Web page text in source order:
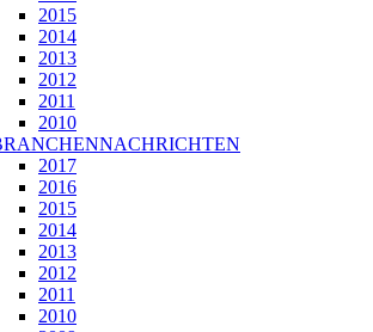
2015
2014
2013
2012
2011
2010
2017
2016
2015
2014
2013
2012
2011
2010